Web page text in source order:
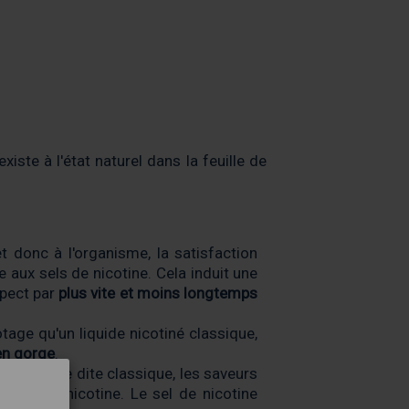
à l'état naturel dans la feuille de
donc à l'organisme, la satisfaction
sels de nicotine. Cela induit une
par plus vite et moins longtemps
qu'un liquide nicotiné classique,
gorge
nicotine dite classique, les saveurs
de nicotine. Le sel de nicotine